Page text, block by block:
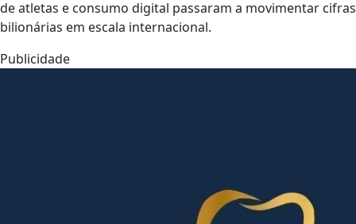
de atletas e consumo digital passaram a movimentar cifras
bilionárias em escala internacional.
Publicidade